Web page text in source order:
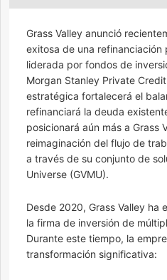
Grass Valley anunció
exitosa de una refinanciación
liderada por fondos de
Morgan Stanley Private
estratégica fortalecerá el
refinanciará la deuda
posicionará aún más a Grass
reimaginación del flujo de
a través de su conjunto de
Universe (GVMU).
Desde 2020, Grass Valley ha
la firma de inversión de
Durante este tiempo, la
transformación significativa: